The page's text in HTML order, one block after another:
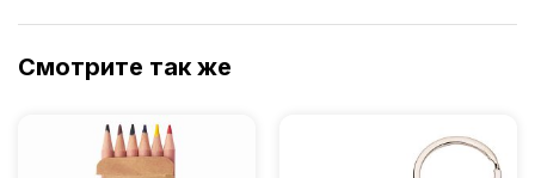
Смотрите так же